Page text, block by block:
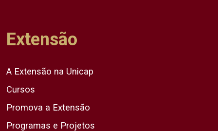
Extensão
A Extensão na Unicap
Cursos
Promova a Extensão
Programas e Projetos